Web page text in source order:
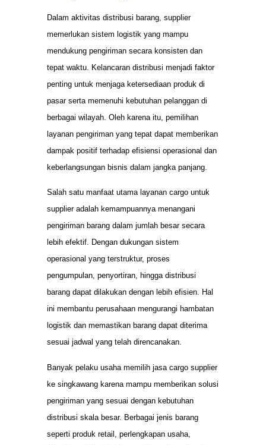
Dalam aktivitas distribusi barang, supplier
memerlukan sistem logistik yang mampu
mendukung pengiriman secara konsisten dan
tepat waktu. Kelancaran distribusi menjadi faktor
penting untuk menjaga ketersediaan produk di
pasar serta memenuhi kebutuhan pelanggan di
berbagai wilayah. Oleh karena itu, pemilihan
layanan pengiriman yang tepat dapat memberikan
dampak positif terhadap efisiensi operasional dan
keberlangsungan bisnis dalam jangka panjang.
Salah satu manfaat utama layanan cargo untuk
supplier adalah kemampuannya menangani
pengiriman barang dalam jumlah besar secara
lebih efektif. Dengan dukungan sistem
operasional yang terstruktur, proses
pengumpulan, penyortiran, hingga distribusi
barang dapat dilakukan dengan lebih efisien. Hal
ini membantu perusahaan mengurangi hambatan
logistik dan memastikan barang dapat diterima
sesuai jadwal yang telah direncanakan.
Banyak pelaku usaha memilih jasa cargo supplier
ke singkawang karena mampu memberikan solusi
pengiriman yang sesuai dengan kebutuhan
distribusi skala besar. Berbagai jenis barang
seperti produk retail, perlengkapan usaha,